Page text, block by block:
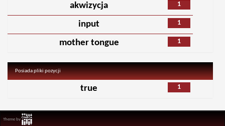
1
akwizycja
1
input
1
mother tongue
Posiada pliki pozycji
1
true
Theme by